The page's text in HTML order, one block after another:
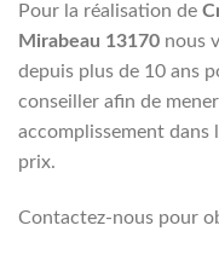
Pour la réalisation de
Mirabeau 13170 nous
depuis plus de 10 ans
conseiller afin de
accomplissement dans
prix.
Contactez-nous pour